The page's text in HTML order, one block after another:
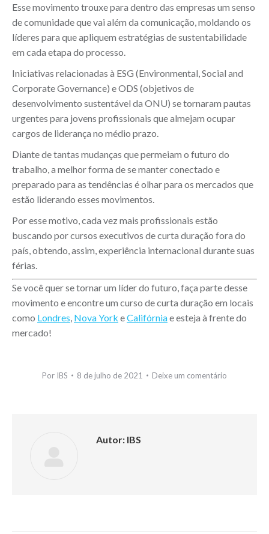
Esse movimento trouxe para dentro das empresas um senso
de comunidade que vai além da comunicação, moldando os
líderes para que apliquem estratégias de sustentabilidade
em cada etapa do processo.
Iniciativas relacionadas à ESG (Environmental, Social and
Corporate Governance) e ODS (objetivos de
desenvolvimento sustentável da ONU) se tornaram pautas
urgentes para jovens profissionais que almejam ocupar
cargos de liderança no médio prazo.
Diante de tantas mudanças que permeiam o futuro do
trabalho, a melhor forma de se manter conectado e
preparado para as tendências é olhar para os mercados que
estão liderando esses movimentos.
Por esse motivo, cada vez mais profissionais estão
buscando por cursos executivos de curta duração fora do
país, obtendo, assim, experiência internacional durante suas
férias.
Se você quer se tornar um líder do futuro, faça parte desse
movimento e encontre um curso de curta duração em locais
como Londres Nova York eCalifórniae esteja à frente do
mercado!
Por IBS 8 de julho de 2021 Deixe um comentário
Autor: IBS